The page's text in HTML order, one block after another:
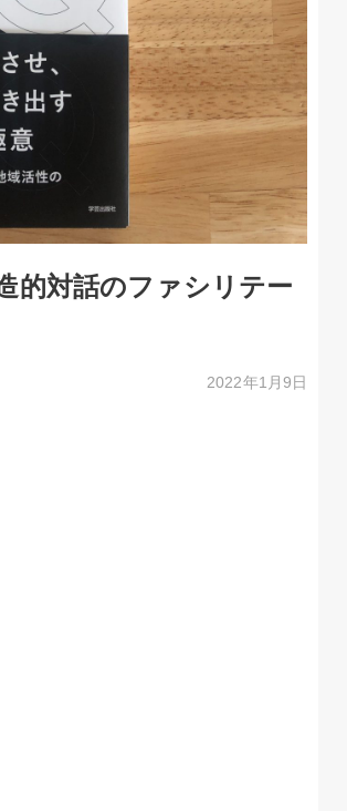
的対話のファシリテー
2022年1月9日